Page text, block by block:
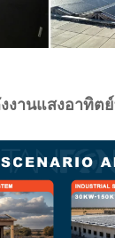
งานแสงอาทิต